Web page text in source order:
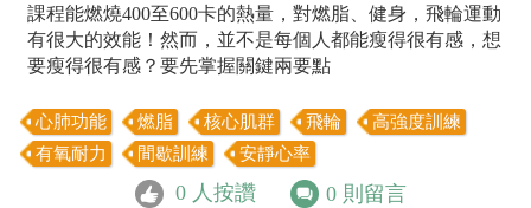
課程能燃燒400至600卡的熱量，對燃脂、健身，飛輪運動
有很大的效能！然而，並不是每個人都能瘦得很有感，想
要瘦得很有感？要先掌握關鍵兩要點
心肺功能 燃脂 核心肌群 飛輪
高強度訓練
有氧耐力
間歇訓練 安靜心率
0 人按讚 0 則留言